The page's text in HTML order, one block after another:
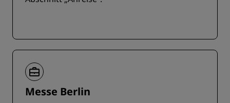
Messe Berlin